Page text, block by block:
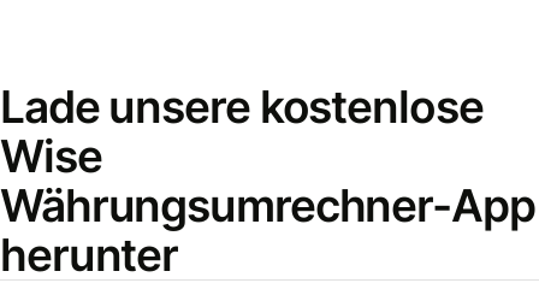
Lade unsere kostenlose
Wise
Währungsumrechner-App
herunter